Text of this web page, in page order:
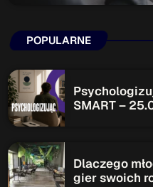
Audycja
Serwis
Upcoming
POPULARNE
SMART –
Dlaczego
gier swoich